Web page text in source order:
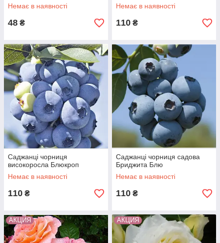
Немає в наявності
48 ₴
Немає в наявності
110 ₴
Саджанці чорниця
високоросла Блюкроп
Немає в наявності
110 ₴
Саджанці чорниця садова
Бриджита Блю
Немає в наявності
110 ₴
АКЦИЯ АКЦИЯ